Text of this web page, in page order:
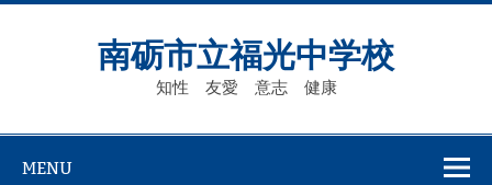
Skip
南砺市立福光中学校
知性 友愛 意志 健康
MENU